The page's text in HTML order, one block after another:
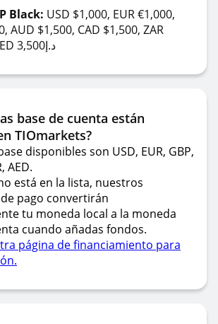
Black: USD $1,000, EUR €1,000,
AUD $1,500, CAD $1,500, ZAR
R25,000, AED 3,500د.إ
base de cuenta están
TIOmarkets?
disponibles son USD, EUR, GBP,
AED.
está en la lista, nuestros
pago convertirán
tu moneda local a la moneda
cuando añadas fondos.
página de financiamiento para